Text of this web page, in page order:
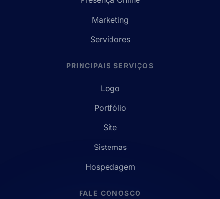
Marketing
Servidores
PRINCIPAIS SERVIÇOS
Logo
Portfólio
Site
Sistemas
Hospedagem
FALE CONOSCO